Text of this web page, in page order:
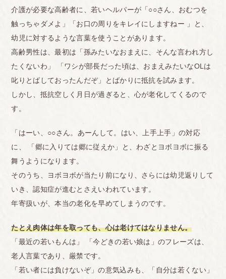
介護が必要な高齢者に、若いヘルパーが「○○さん、おむつを
触っちゃダメよ」「お口の周りをキレイにしますねー 」と、
幼児に対するような言葉を使うことがあります。
高齢男性は、最初は「孫みたいなおまえに、そんな言われ方し
たくないわ」 「ワシが部長だった頃は、おまえみたいなOLは
叱りとばしておったんだぞ」とばかりに抵抗を試みます。
しかし、抵抗空しく月日が過ぎると、心が老化してくるので
す。
「はーい、○○さん。あーんして。はい、上手上手」の対応
に、 「郷に入りては郷に従えか」と、わざとヨボヨボに振る
舞うようになります。
そのうち、ヨボヨボが当たり前になり、さらには幼児返りして
いき、認知症が進むとさえいわれています。
年寄扱いが、本当の老化を早めてしまうのです。
たとえ肉体は年を取っても、心は老けてはなりません。
「最近の若いもんは」 「今どきの若い娘は」のフレーズは、
老人言葉であり、厳禁です。
「若い者には負けないぞ」の意気込みも、「自分は若くない」